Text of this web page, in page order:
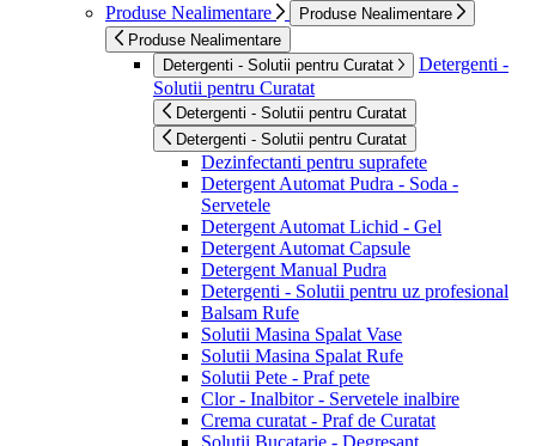
Produse Nealimentare
Produse Nealimentare
Produse Nealimentare
Detergenti - Solutii pentru Curatat
Detergenti -
Solutii pentru Curatat
Detergenti - Solutii pentru Curatat
Detergenti - Solutii pentru Curatat
Dezinfectanti pentru suprafete
Detergent Automat Pudra - Soda -
Servetele
Detergent Automat Lichid - Gel
Detergent Automat Capsule
Detergent Manual Pudra
Detergenti - Solutii pentru uz profesional
Balsam Rufe
Solutii Masina Spalat Vase
Solutii Masina Spalat Rufe
Solutii Pete - Praf pete
Clor - Inalbitor - Servetele inalbire
Crema curatat - Praf de Curatat
Solutii Bucatarie - Degresant